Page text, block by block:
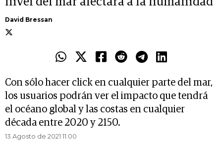
David Bressan
Con sólo hacer click en cualquier parte del mar,
los usuarios podrán ver el impacto que tendrá
el océano global y las costas en cualquier
década entre 2020 y 2150.
13 Agosto de 2021 11.00